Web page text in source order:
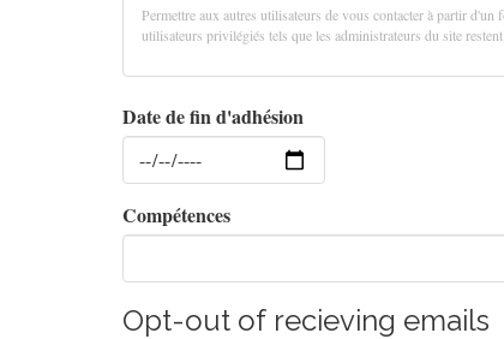
Permettre aux autres utilisateurs de vous contacter à partir
utilisateurs privilégiés tels que les administrateurs du site
Date de fin d'adhésion
Date
Compétences
Opt-out of recieving emails